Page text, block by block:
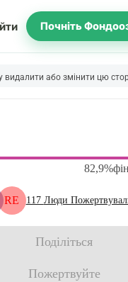
Почніть
видалити або змінити цю
82,9%
RE 117 Люди
Поділіться
Пожертвуйте